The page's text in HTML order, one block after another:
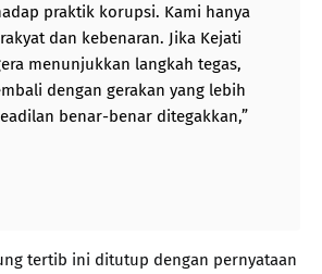
praktik korupsi. Kami hanya
dan kebenaran. Jika Kejati
menunjukkan langkah tegas,
dengan gerakan yang lebih
benar-benar ditegakkan,”
tertib ini ditutup dengan pernyataan